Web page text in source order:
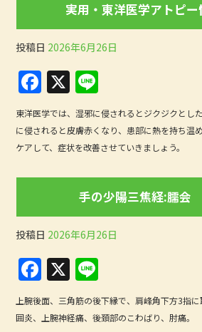
o
o
k
実用・東洋医学アトピ
投稿日 2026年6月26日
F
a
c
e
b
o
k
X
n
e
東洋医学では、湿邪に侵されるとジクジクとし
に侵されると皮膚赤くなり、患部に熱を持ち温
ケアして、症状を改善させていきましょう。
手の少陽三焦経:臑会
投稿日 2026年6月26日
F
a
c
X
n
e
上腕後面、三角筋の後下縁で、肩峰角下方3指
囲炎、上腕神経痛、後頚部のこわばり、肘痛。